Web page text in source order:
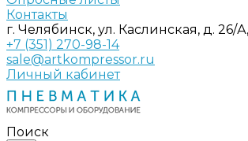
Контакты
г. Челябинск, ул. Каслинская, д. 26/
+7 (351) 270-98-14
sale@artkompressor.ru
Личный кабинет
Поиск